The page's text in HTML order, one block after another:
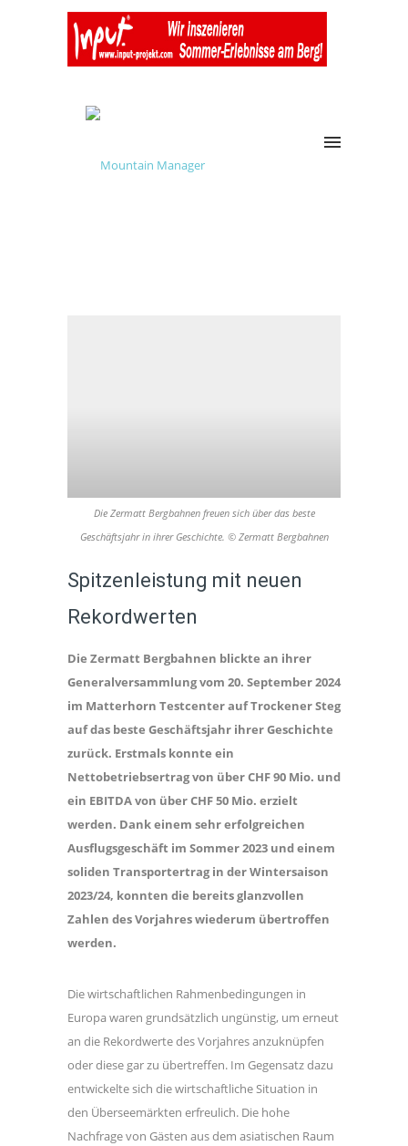
Die Zermatt Bergbahnen freuen sich über das beste
Geschäftsjahr in ihrer Geschichte. © Zermatt Bergbahnen
Spitzenleistung mit neuen
Rekordwerten
Die Zermatt Bergbahnen blickte an ihrer
Generalversammlung vom 20. September 2024
im Matterhorn Testcenter auf Trockener Steg
auf das beste Geschäftsjahr ihrer Geschichte
zurück. Erstmals konnte ein
Nettobetriebsertrag von über CHF 90 Mio. und
ein EBITDA von über CHF 50 Mio. erzielt
werden. Dank einem sehr erfolgreichen
Ausflugsgeschäft im Sommer 2023 und einem
soliden Transportertrag in der Wintersaison
2023/24, konnten die bereits glanzvollen
Zahlen des Vorjahres wiederum übertroffen
werden.
Die wirtschaftlichen Rahmenbedingungen in
Europa waren grundsätzlich ungünstig, um erneut
an die Rekordwerte des Vorjahres anzuknüpfen
oder diese gar zu übertreffen. Im Gegensatz dazu
entwickelte sich die wirtschaftliche Situation in
den Überseemärkten erfreulich. Die hohe
Nachfrage von Gästen aus dem asiatischen Raum